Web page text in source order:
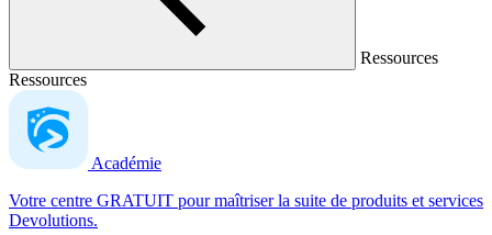
Ressources
Ressources
Académie
Votre centre GRATUIT pour maîtriser la suite de produits et services
Devolutions.